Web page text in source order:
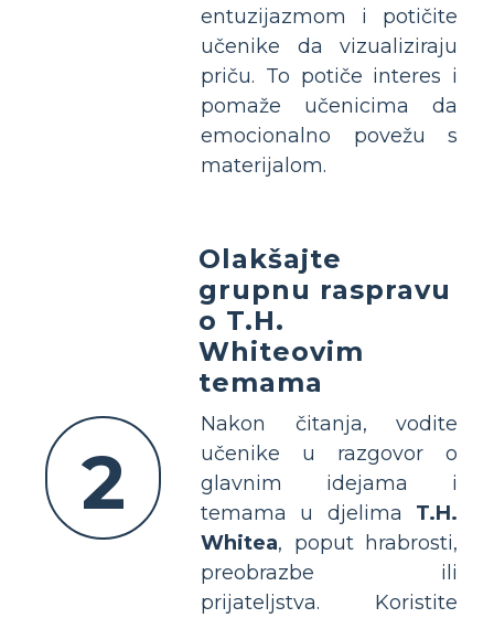
entuzijazmom i potičite
učenike da vizualiziraju
priču. To potiče interes i
pomaže učenicima da
emocionalno povežu s
materijalom.
2
Olakšajte
grupnu raspravu
o T.H.
Whiteovim
temama
Nakon čitanja, vodite
učenike u razgovor o
glavnim idejama i
temama u djelima T.H.
Whitea, poput hrabrosti,
preobrazbe ili
prijateljstva. Koristite